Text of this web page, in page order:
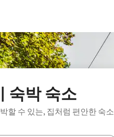
숙박 숙소
할 수 있는, 집처럼 편안한 숙소